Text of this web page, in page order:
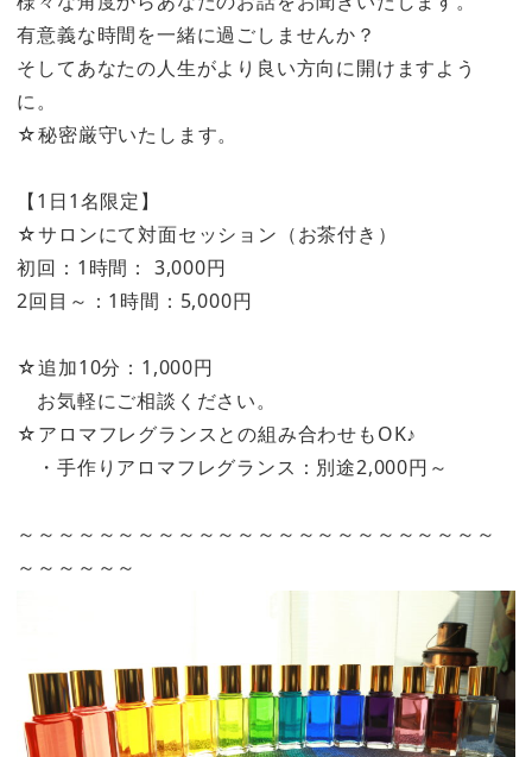
有意義な時間を一緒に過ごしませんか？
そしてあなたの人生がより良い方向に開けますよう
に。
☆秘密厳守いたします。
【1日1名限定】
☆サロンにて対面セッション（お茶付き）
初回：1時間： 3,000円
2回目～：1時間：5,000円
☆追加10分：1,000円
お気軽にご相談ください。
☆アロマフレグランスとの組み合わせもOK♪
・手作りアロマフレグランス：別途2,000円～
～～～～～～～～～～～～～～～～～～～～～～～～
～～～～～～